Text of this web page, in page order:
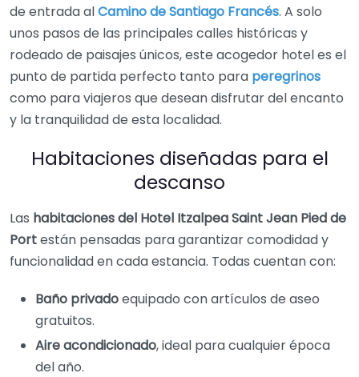
de entrada alCamino de Santiago Francés. A solo
unos pasos de las principales calles históricas y
rodeado de paisajes únicos, este acogedor hotel es el
punto de partida perfecto tanto para peregrinos
como para viajeros que desean disfrutar del encanto
y la tranquilidad de esta localidad.
Habitaciones diseñadas para el
descanso
Las habitaciones del Hotel Itzalpea Saint Jean Pied de
Portestán pensadas para garantizar comodidad y
funcionalidad en cada estancia. Todas cuentan con:
Baño privadoequipado con artículos de aseo
gratuitos.
Aire acondicionado, ideal para cualquier época
del año.